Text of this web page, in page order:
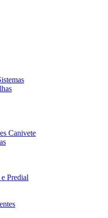
Canivete
Predial